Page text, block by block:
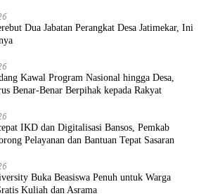
Dua Jabatan Perangkat Desa Jatimekar, Ini
Kawal Program Nasional hingga Desa,
Benar-Benar Berpihak kepada Rakyat
IKD dan Digitalisasi Bansos, Pemkab
Pelayanan dan Bantuan Tepat Sasaran
Buka Beasiswa Penuh untuk Warga
Kuliah dan Asrama